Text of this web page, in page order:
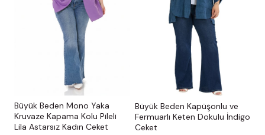
Büyük Beden Mono Yaka
Kruvaze Kapama Kolu Pileli
Lila Astarsız Kadın Ceket
Büyük Beden Kapüşonlu ve
Fermuarlı Keten Dokulu İndigo
Ceket